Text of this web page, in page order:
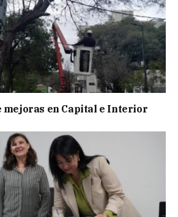
mejoras en Capital e Interior